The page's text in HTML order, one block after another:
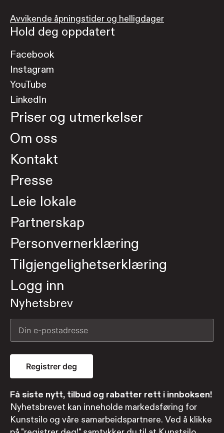
Avvikende åpningstider og helligdager
Hold deg oppdatert
Facebook
Instagram
YouTube
LinkedIn
Priser og utmerkelser
Om oss
Kontakt
Presse
Leie lokale
Partnerskap
Personvernerklæring
Tilgjengelighetserklæring
Logg inn
Nyhetsbrev
Registrer deg
Få siste nytt, tilbud og rabatter rett i innboksen!
Nyhetsbrevet kan inneholde markedsføring for
Kunstsilo og våre samarbeidspartnere. Ved å klikke